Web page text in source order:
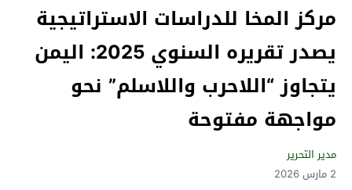
مركز المخا للدراسات الاستراتيجية
يصدر تقريره السنوي 2025: اليمن
يتجاوز “اللاحرب واللاسلم” نحو
مواجهة مفتوحة
مدير التحرير
2 مارس 2026